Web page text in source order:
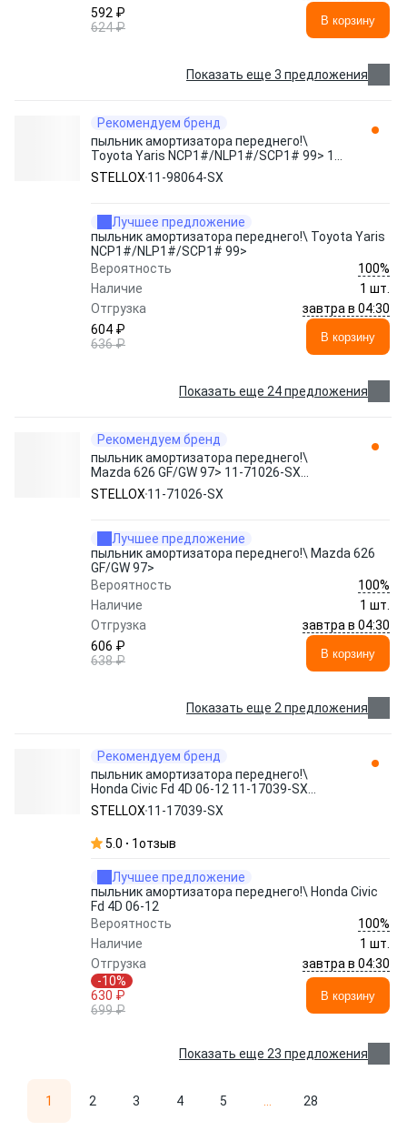
592 ₽
624 ₽
В корзину
Показать еще 3 предложения
Рекомендуем бренд
пыльник амортизатора переднего!\
Toyota Yaris NCP1#/NLP1#/SCP1# 99> 11-
98064-SX STELLOX
STELLOX 11-98064-SX
Лучшее предложение
пыльник амортизатора переднего!\ Toyota Yaris
NCP1#/NLP1#/SCP1# 99>
Вероятность
100%
Наличие
1 шт.
Отгрузка
завтра в 04:30
604 ₽
636 ₽
В корзину
Показать еще 24 предложения
Рекомендуем бренд
пыльник амортизатора переднего!\
Mazda 626 GF/GW 97> 11-71026-SX
STELLOX
STELLOX 11-71026-SX
Лучшее предложение
пыльник амортизатора переднего!\ Mazda 626
GF/GW 97>
Вероятность
100%
Наличие
1 шт.
Отгрузка
завтра в 04:30
606 ₽
638 ₽
В корзину
Показать еще 2 предложения
Рекомендуем бренд
пыльник амортизатора переднего!\
Honda Civic Fd 4D 06-12 11-17039-SX
STELLOX
STELLOX 11-17039-SX
5.0 1отзыв
Лучшее предложение
пыльник амортизатора переднего!\ Honda Civic
Fd 4D 06-12
Вероятность
100%
Наличие
1 шт.
Отгрузка
завтра в 04:30
-10%
630 ₽
699 ₽
В корзину
Показать еще 23 предложения
1 2 3 4 5 28